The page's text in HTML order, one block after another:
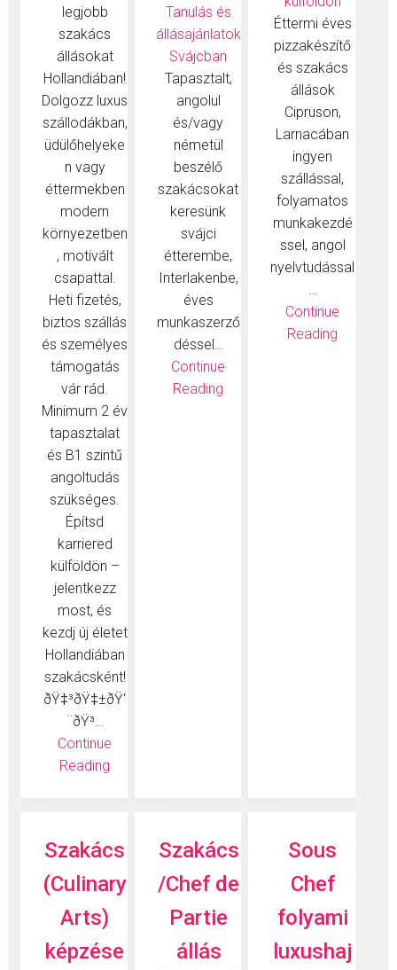
legjobb
szakács
állásokat
Hollandiában!
Dolgozz luxus
szállodákban,
üdülőhelyeke
n vagy
éttermekben
modern
környezetben
, motivált
csapattal.
Heti fizetés,
biztos szállás
és személyes
támogatás
vár rád.
Minimum 2 év
tapasztalat
és B1 szintű
angoltudás
szükséges.
Építsd
karriered
külföldön –
jelentkezz
most, és
kezdj új életet
Hollandiában
szakácsként!
ðŸ‡³ðŸ‡±ðŸ‘
¨‍ðŸ³…
Continue
Reading
Tanulás és
állásajánlatok
Svájcban
Tapasztalt,
angolul
és/vagy
németül
beszélő
szakácsokat
keresünk
svájci
étterembe,
Interlakenbe,
éves
munkaszerző
déssel…
Continue
Reading
Éttermi éves
pizzakészítő
és szakács
állások
Cipruson,
Larnacában
ingyen
szállással,
folyamatos
munkakezdé
ssel, angol
nyelvtudással
Continue
Reading
Szakács
(Culinary
Arts)
képzése
Szakács
/Chef de
Partie
állás
Sous
Chef
folyami
luxushaj